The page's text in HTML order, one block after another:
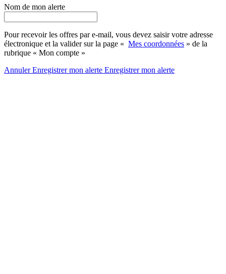
Nom de mon alerte
Pour recevoir les offres par e-mail, vous devez saisir votre adresse
électronique et la valider sur la page « Mes coordonnées » de la
rubrique « Mon compte »
AnnulerEnregistrer mon alerte Enregistrermon alerte